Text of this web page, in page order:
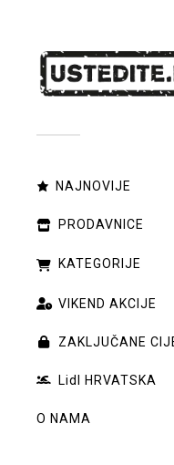
NAJNOVIJE
PRODAVNICE
KATEGORIJE
VIKEND AKCIJE
ZAKLJUČANE
Lidl HRVATSKA
O NAMA